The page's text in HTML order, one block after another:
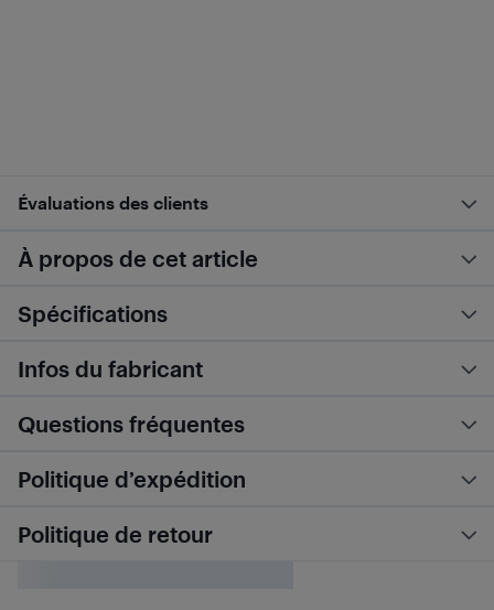
Évaluations des clients
À propos de cet article
Spécifications
Infos du fabricant
Questions fréquentes
Politique d’expédition
Politique de retour